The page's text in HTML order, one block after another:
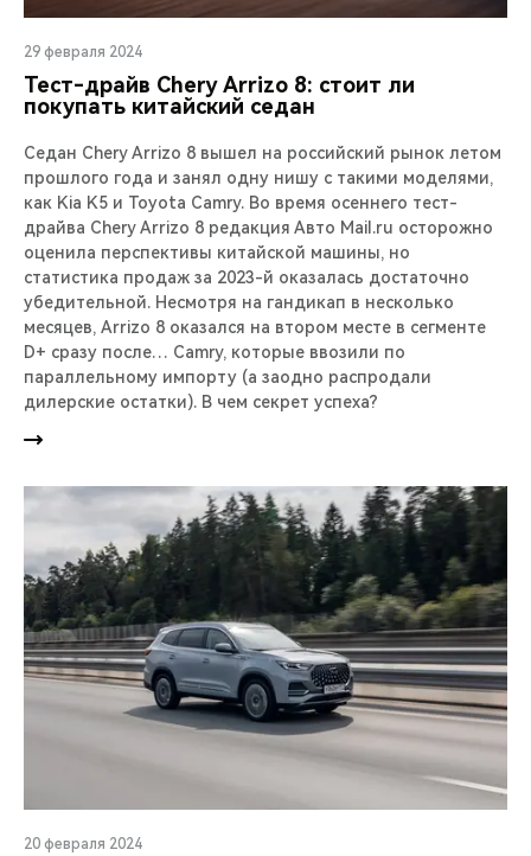
29 февраля 2024
Тест-драйв Chery Arrizo 8: стоит ли
покупать китайский седан
Седан Chery Arrizo 8 вышел на российский рынок летом
прошлого года и занял одну нишу с такими моделями,
как Kia K5 и Toyota Camry. Во время осеннего тест-
драйва Chery Arrizo 8 редакция Авто Mail.ru осторожно
оценила перспективы китайской машины, но
статистика продаж за 2023-й оказалась достаточно
убедительной. Несмотря на гандикап в несколько
месяцев, Arrizo 8 оказался на втором месте в сегменте
D+ сразу после… Camry, которые ввозили по
параллельному импорту (а заодно распродали
дилерские остатки). В чем секрет успеха?
20 февраля 2024